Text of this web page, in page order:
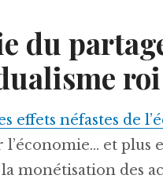
du
roi
effets néfastes de
l’économie… et plus
monétisation des